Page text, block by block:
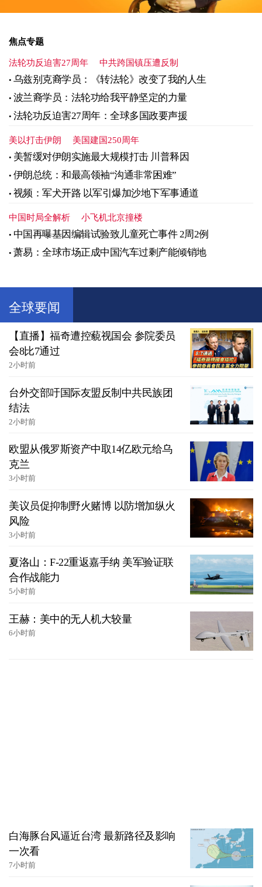
焦点专题
法轮功反迫害27周年 中共跨国镇压遭反制
乌兹别克裔学员：《转法轮》改变了我的人生
波兰裔学员：法轮功给我平静坚定的力量
法轮功反迫害27周年：全球多国政要声援
美以打击伊朗 美国建国250周年
美暂缓对伊朗实施最大规模打击 川普释因
伊朗总统：和最高领袖“沟通非常困难”
视频：军犬开路 以军引爆加沙地下军事通道
中国时局全解析 小飞机北京撞楼
中国再曝基因编辑试验致儿童死亡事件 2周2例
萧易：全球市场正成中国汽车过剩产能倾销地
全球要闻
【直播】福奇遭控藐视国会 参院委员
会8比7通过
2小时前
台外交部吁国际友盟反制中共民族团
结法
2小时前
欧盟从俄罗斯资产中取14亿欧元给乌
克兰
3小时前
美议员促抑制野火赌博 以防增加纵火
风险
3小时前
夏洛山：F-22重返嘉手纳 美军验证联
合作战能力
5小时前
王赫：美中的无人机大较量
6小时前
白海豚台风逼近台湾 最新路径及影响
一次看
7小时前